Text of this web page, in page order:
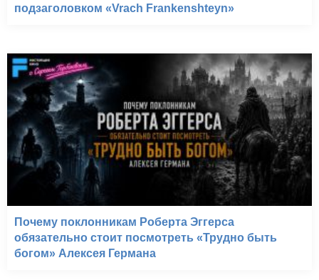
подзаголовком «Vrach Frankenshteyn»
Почему поклонникам Роберта Эггерса
обязательно стоит посмотреть «Трудно быть
богом» Алексея Германа